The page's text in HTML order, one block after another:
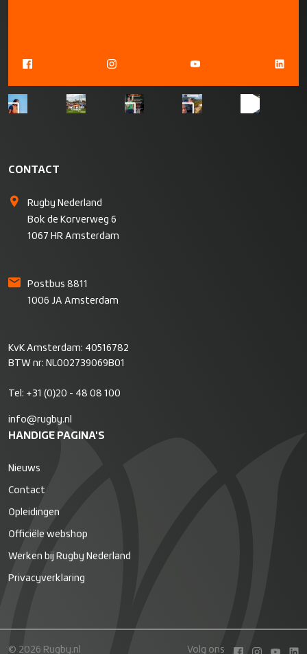
CONTACT
Rugby Nederland
Bok de Korverweg 6
1067 HR Amsterdam
Postbus 8811
1006 JA Amsterdam
KvK Amsterdam: 40516782
BTW nr: NL002739069B01
Tel: +31 (0)20 - 48 08 100
info@rugby.nl
HANDIGE PAGINA'S
Nieuws
Contact
Opleidingen
Officiële webshop
Werken bij Rugby Nederland
Privacyverklaring
© 2026 Rugby.nl Volg ons